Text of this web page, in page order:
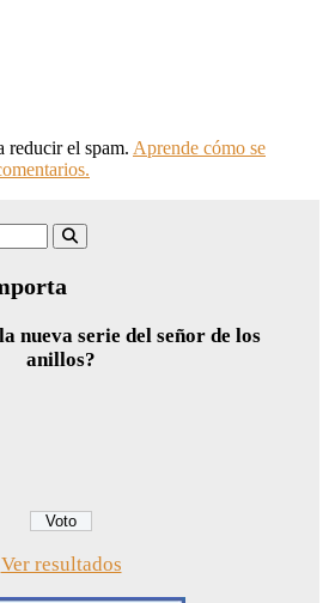
reducir el spam. Aprende cómo se
nueva serie del señor de los
anillos?
Ver resultados